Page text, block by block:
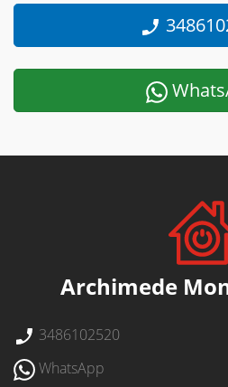
Archimede
3486102520
WhatsApp